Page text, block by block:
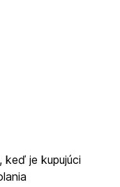
keď je kupujúci